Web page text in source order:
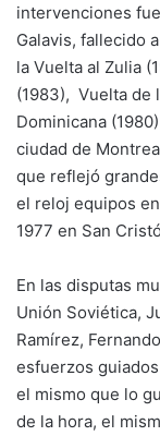
intervenciones
Galavis, fallecido
la Vuelta al Zulia
(1983), Vuelta de
Dominicana
ciudad de
que reflejó
el reloj equipos
1977 en San
En las disputas
Unión Soviética,
Ramírez,
esfuerzos
el mismo que lo
de la hora, el